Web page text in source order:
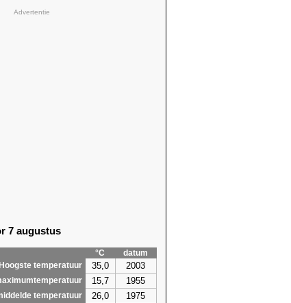
Advertentie
7 augustus
°C
datum
Hoogste temperatuur
35,0 2003
15,7 1955
temperatuur 26,0 1975